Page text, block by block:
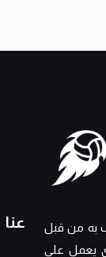
به من قبل
يعمل على
عنا